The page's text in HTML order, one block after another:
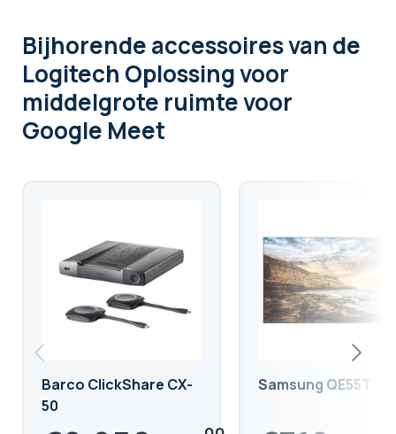
Bijhorende accessoiresvan de
Logitech Oplossing voor
middelgrote ruimte voor
Google Meet
Barco ClickShare CX-
50
Samsung QE55T